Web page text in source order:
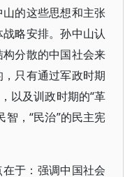
山的这些思想和主张
略安排。孙中山认
分散的中国社会来
只有通过军政时期
以及训政时期的“革
智，“民治”的民主宪
于：强调中国社会